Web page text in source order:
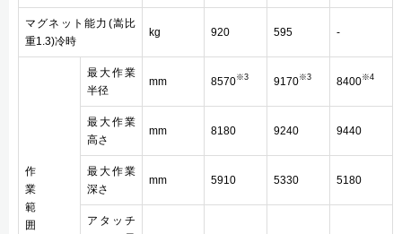
マグネット能力(嵩比
重1.3)冷時
kg 920 595 -
作
業
範
囲
最大作業
半径
mm 8570※3 9170※3 8400※4
最大作業
高さ
mm 8180 9240 9440
最大作業
深さ
mm 5910 5330 5180
アタッチ